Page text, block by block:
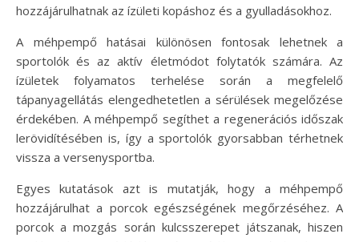
hozzájárulhatnak az ízületi kopáshoz és a gyulladásokhoz.
A méhpempő hatásai különösen fontosak lehetnek a
sportolók és az aktív életmódot folytatók számára. Az
ízületek folyamatos terhelése során a megfelelő
tápanyagellátás elengedhetetlen a sérülések megelőzése
érdekében. A méhpempő segíthet a regenerációs időszak
lerövidítésében is, így a sportolók gyorsabban térhetnek
vissza a versenysportba.
Egyes kutatások azt is mutatják, hogy a méhpempő
hozzájárulhat a porcok egészségének megőrzéséhez. A
porcok a mozgás során kulcsszerepet játszanak, hiszen